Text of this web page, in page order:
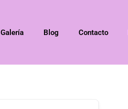
Galería Blog Contacto